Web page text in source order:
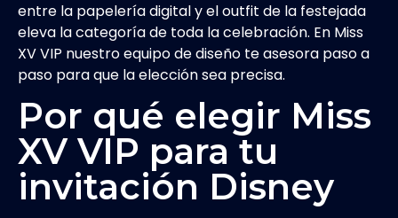
entre la papelería digital y el outfit de la festejada
eleva la categoría de toda la celebración. En Miss
XV VIP nuestro equipo de diseño te asesora paso a
paso para que la elección sea precisa.
Por qué elegir Miss
XV VIP para tu
invitación Disney